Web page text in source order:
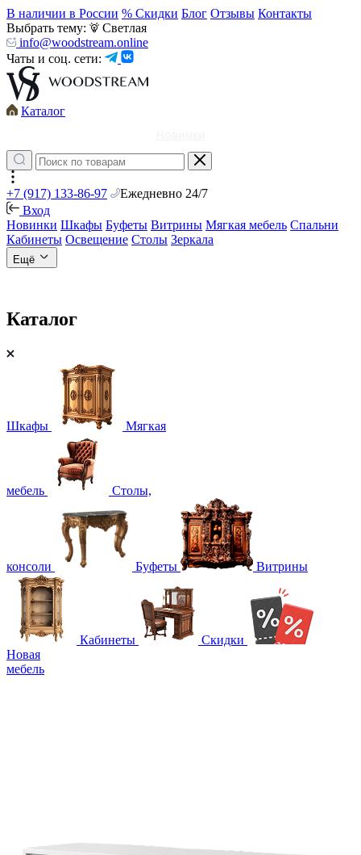
В наличии в России % Скидки Блог Отзывы Контакты
Выбрать тему:
Светлая
info@woodstream.online
Чаты и соц. сети:
Каталог
+7 (917) 133-86-97
Ежедневно 24/7
Вход
Новинки Шкафы Буфеты Витрины Мягкая мебель Спальни
Кабинеты Освещение Столы Зеркала
Ещё
Каталог
Шкафы Мягкая
мебель Столы,
консоли Буфеты Витрины
Кабинеты
Скидки
Новая
мебель